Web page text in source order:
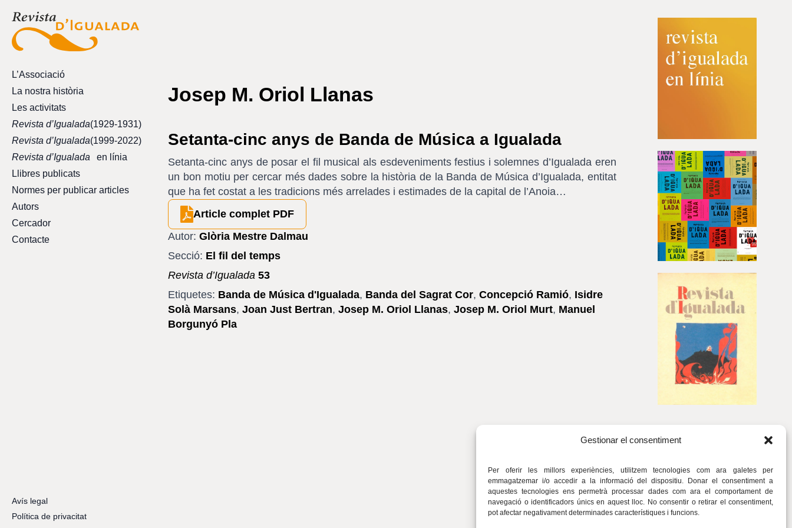
Gestionar el consentiment
Per oferir les millors experiències, utilitzem tecnologies com ara galetes per
emmagatzemar i/o accedir a la informació del dispositiu. Donar el consentiment a
aquestes tecnologies ens permetrà processar dades com ara el comportament de
navegació o identificadors únics en aquest lloc. No consentir o retirar el consentiment,
pot afectar negativament determinades característiques i funcions.
L’Associació
La nostra història
Les activitats
Revista d’Igualada(1929-1931)
Revista d’Igualada(1999-2022)
Revista d’Igualada
en línia
Llibres publicats
Normes per publicar articles
Autors
Cercador
Contacte
Josep M. Oriol Llanas
Setanta-cinc anys de Banda de Música a Igualada
Setanta-cinc anys de posar el fil musical als esdeveniments festius i solemnes d’Igualada eren
un bon motiu per cercar més dades sobre la història de la Banda de Música d’Igualada, entitat
que ha fet costat a les tradicions més arrelades i estimades de la capital de l’Anoia…
Article complet PDF
Autor: Glòria Mestre Dalmau
Secció: El fil del temps
Revista d’Igualada 53
Etiquetes: Banda de Música d'Igualada, Banda del Sagrat Cor,Concepció Ramió, Isidre
Solà Marsans,Joan Just Bertran,Josep M. Oriol Llanas,Josep M. Oriol Murt, Manuel
Borgunyó Pla
Avís legal
Política de privacitat